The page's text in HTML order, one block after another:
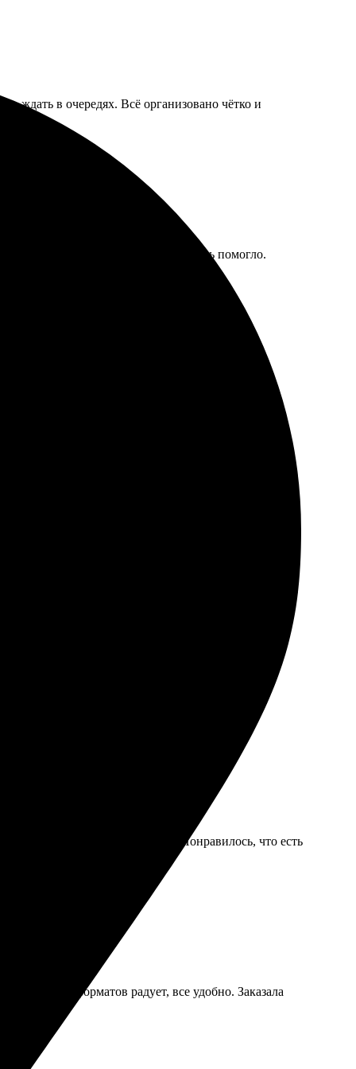
ждать в очередях. Всё организовано чётко и
в раздел с примерами, что очень помогло.
если нужны фотопродукты.
сайт, потом забрала в пункте выдачи. Персонал
удивило! Все отлично, рекомендую.
воспоминания.
— только положительные. Понравилось, что есть
обслуживание!
Выбор форматов радует, все удобно. Заказала